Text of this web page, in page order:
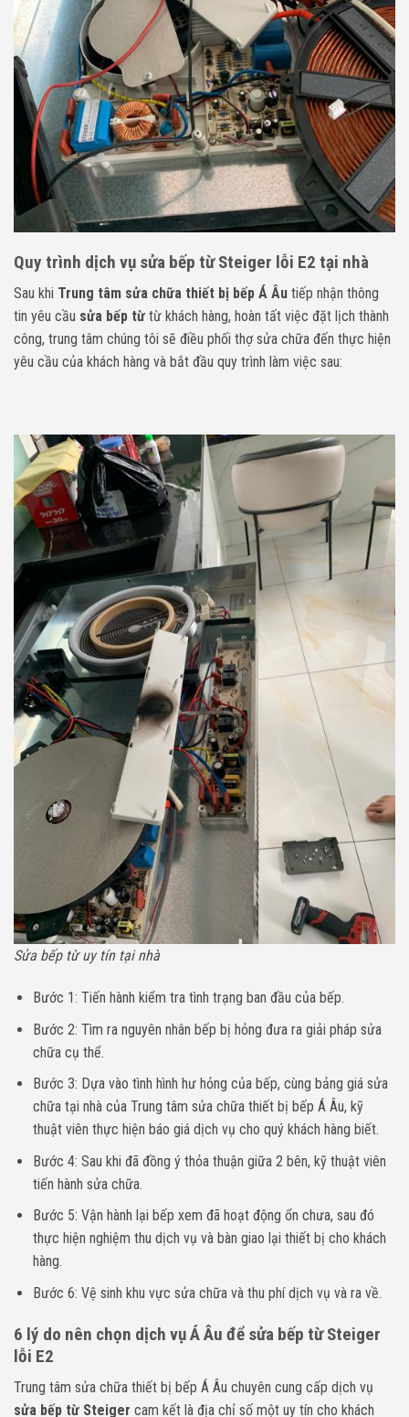
Quy trình dịch vụ sửa bếp từ Steiger lỗi E2 tại nhà
Sau khi Trung tâm sửa chữa thiết bị bếp Á Âu tiếp nhận thông
tin yêu cầu sửa bếp từ từ khách hàng, hoàn tất việc đặt lịch thành
công, trung tâm chúng tôi sẽ điều phối thợ sửa chữa đến thực hiện
yêu cầu của khách hàng và bắt đầu quy trình làm việc sau:
Sửa bếp từ uy tín tại nhà
Bước 1: Tiến hành kiểm tra tình trạng ban đầu của bếp.
Bước 2: Tìm ra nguyên nhân bếp bị hỏng đưa ra giải pháp sửa
chữa cụ thể.
Bước 3: Dựa vào tình hình hư hỏng của bếp, cùng bảng giá sửa
chữa tại nhà của Trung tâm sửa chữa thiết bị bếp Á Âu, kỹ
thuật viên thực hiện báo giá dịch vụ cho quý khách hàng biết.
Bước 4: Sau khi đã đồng ý thỏa thuận giữa 2 bên, kỹ thuật viên
tiến hành sửa chữa.
Bước 5: Vận hành lại bếp xem đã hoạt động ổn chưa, sau đó
thực hiện nghiệm thu dịch vụ và bàn giao lại thiết bị cho khách
hàng.
Bước 6: Vệ sinh khu vực sửa chữa và thu phí dịch vụ và ra về.
6 lý do nên chọn dịch vụ Á Âu để sửa bếp từ Steiger
lỗi E2
Trung tâm sửa chữa thiết bị bếp Á Âu chuyên cung cấp dịch vụ
sửa bếp từ Steiger cam kết là địa chỉ số một uy tín cho khách